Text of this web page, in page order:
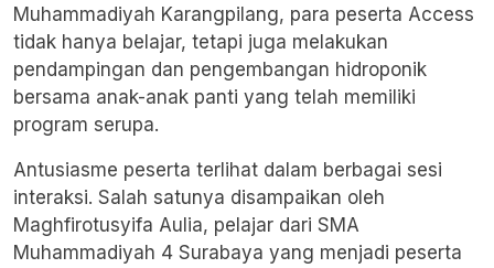
Muhammadiyah Karangpilang, para peserta Access
tidak hanya belajar, tetapi juga melakukan
pendampingan dan pengembangan hidroponik
bersama anak-anak panti yang telah memiliki
program serupa.
Antusiasme peserta terlihat dalam berbagai sesi
interaksi. Salah satunya disampaikan oleh
Maghfirotusyifa Aulia, pelajar dari SMA
Muhammadiyah 4 Surabaya yang menjadi peserta